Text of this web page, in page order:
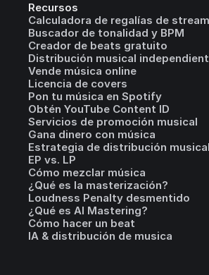
Recursos
Calculadora de regalías de
Buscador de tonalidad y BPM
Creador de beats gratuito
Distribución musical
Vende música online
Licencia de covers
Pon tu música en Spotify
Obtén YouTube Content ID
Servicios de promoción musical
Gana dinero con música
Estrategia de distribución musical
EP vs. LP
Cómo mezclar música
¿Qué es la masterización?
Loudness Penalty desmentido
¿Qué es AI Mastering?
Cómo hacer un beat
IA & distribución de musica